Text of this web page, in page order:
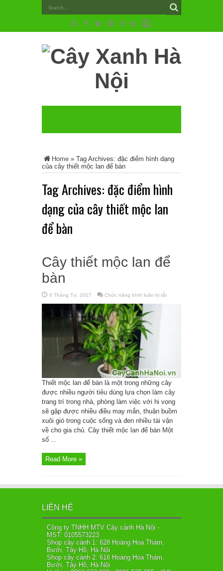
Home » Tag Archives: đặc điểm hình dạng
của cây thiết mộc lan để bàn
Tag Archives: đặc điểm hình
dạng của cây thiết mộc lan
để bàn
Cây thiết mộc lan để
bàn
6 Tháng Tư, 2017 Chức năng bình luận bị tắt
Thiết mộc lan để bàn là một trong những cây
được nhiều người tiêu dùng lựa chọn làm cây
trang trí trong nhà, phòng làm việc với hi vọng
sẽ gặp được nhiều điều may mắn, thuận buồm
xuôi gió trong cuộc sống và đen nhiều tài vận
về cho gia chủ. Cây thiết mộc lan để bàn Một
số ...
Read More »
LIÊN HỆ
Công ty TNHH MTV Cây cảnh Hà Nội -
MST: 0105573223
Shop cây cảnh 1: 628 Hoàng Hoa Thám,
Bưởi, Tây Hồ, Hà Nội
Shop cây cảnh 2: 616 Hoàng Hoa Thám,
Bưởi, Tây Hồ, Hà Nội